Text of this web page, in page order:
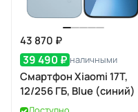
43 870 ₽
39 490 ₽ наличными
Смартфон Xiaomi 17T,
12/256 ГБ, Blue (синий)